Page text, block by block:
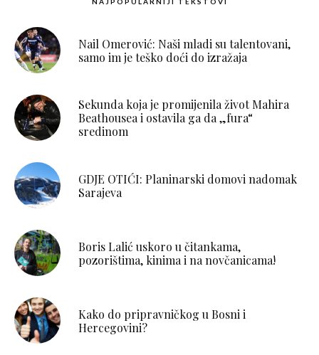
Nail Omerović: Naši mladi su talentovani,
samo im je teško doći do izražaja
Sekunda koja je promijenila život Mahira
Beathousea i ostavila ga da „fura“
sredinom
GDJE OTIĆI: Planinarski domovi nadomak
Sarajeva
Boris Lalić uskoro u čitankama,
pozorištima, kinima i na novčanicama!
Kako do pripravničkog u Bosni i
Hercegovini?